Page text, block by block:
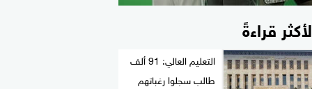
قراءةً
التعليم العالي: 91 ألف
طالب سجلوا رغباتهم